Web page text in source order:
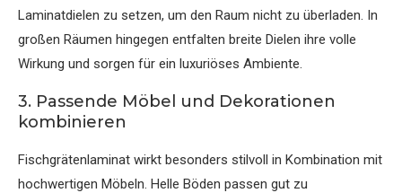
Laminatdielen zu setzen, um den Raum nicht zu überladen. In
großen Räumen hingegen entfalten breite Dielen ihre volle
Wirkung und sorgen für ein luxuriöses Ambiente.
3. Passende Möbel und Dekorationen
kombinieren
Fischgrätenlaminat wirkt besonders stilvoll in Kombination mit
hochwertigen Möbeln. Helle Böden passen gut zu